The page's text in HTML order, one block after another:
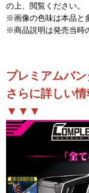
の上、閲覧ください。
※画像の色味は本品と
※商品説明は発売当時
プレミアムバ
さらに詳しい情
▼▼▼